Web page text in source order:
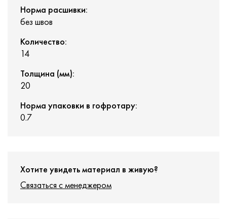
Норма расшивки:
без швов
Количество:
14
Толщина (мм):
20
Норма упаковки в гофротару:
0.7
Хотите увидеть материал в живую?
Связаться с менеджером